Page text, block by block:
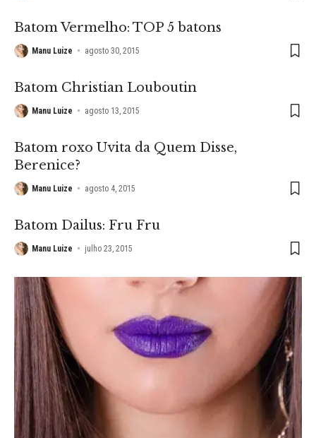
Batom Vermelho: TOP 5 batons
Manu Luize agosto 30, 2015
Batom Christian Louboutin
Manu Luize agosto 13, 2015
Batom roxo Uvita da Quem Disse,
Berenice?
Manu Luize agosto 4, 2015
Batom Dailus: Fru Fru
Manu Luize julho 23, 2015